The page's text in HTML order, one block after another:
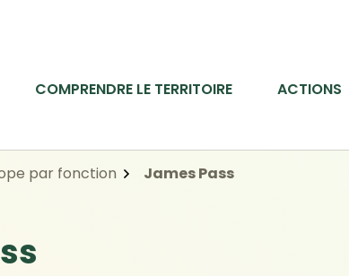
COMPRENDRE LE TERRITOIRE ACTIONS
par fonction James Pass